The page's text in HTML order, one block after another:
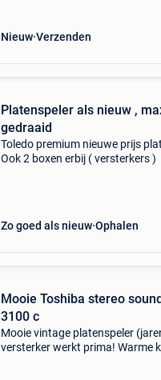
Nieuw Verzenden
Platenspeler als nieuw ,
gedraaid
Toledo premium nieuwe prijs
Ook 2 boxen erbij ( versterkers )
Zo goed als nieuw Ophalen
Mooie Toshiba stereo
3100 c
Mooie vintage platenspeler
versterker werkt prima! Warme